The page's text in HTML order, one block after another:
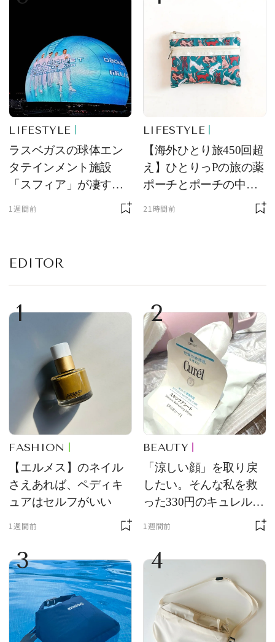
け！ 良品ハンター】
LIFESTYLE
ラスベガスの球体エン
タテインメント施設
「スフィア」が凄すぎ
た！ ひとりっPが大後
1週間前
LIFESTYLE
【海外ひとり旅450回超
え】ひとりっPの旅の薬
ポーチとポーチの中身
を初公開！ 本当に使え
21時間前
EDITOR
1
FASHION
【エルメス】のネイル
さえあれば、ペディキ
ュアはセルフがいい
1週間前
2
BEAUTY
「涼しい顔」を取り戻
したい。そんな私を救
った330円のキュレル名
1週間前
3 4